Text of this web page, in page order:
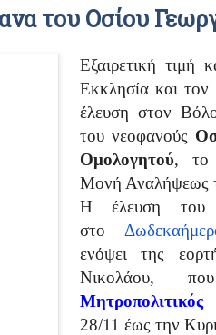
του Οσίου
Εξαιρετική τιμή
Εκκλησία και τον
έλευση στον
του νεοφανούς
Ομολογητού, το
Μονή Αναλήψεως
Η έλευση του
στο
ενόψει της
Νικολάου,
28/11 έως την